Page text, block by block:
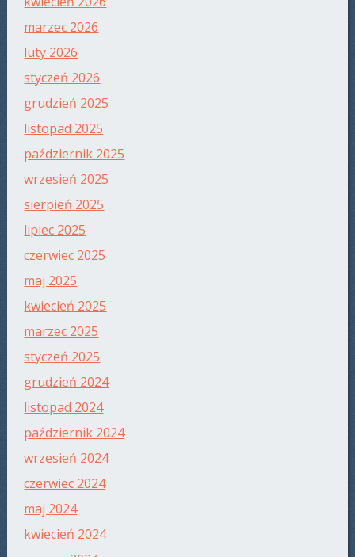
marzec 2026
luty 2026
styczeń 2026
grudzień 2025
listopad 2025
październik 2025
wrzesień 2025
sierpień 2025
lipiec 2025
czerwiec 2025
maj 2025
kwiecień 2025
marzec 2025
styczeń 2025
grudzień 2024
listopad 2024
październik 2024
wrzesień 2024
czerwiec 2024
maj 2024
kwiecień 2024